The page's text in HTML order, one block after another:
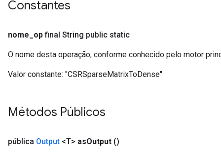
Constantes
nome op final String public static
O nome desta operação, conforme conhecido pelo motor
Valor constante: "CSRSparseMatrixToDense"
Métodos Públicos
pública Output <T> asOutput ()